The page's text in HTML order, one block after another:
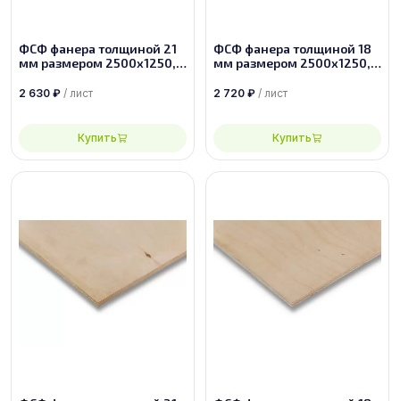
ФСФ фанера толщиной 21
мм размером 2500х1250,
2 630 ₽ / лист
Купить
ФСФ фанера толщиной 18
мм размером 2500х1250,
2 720 ₽ / лист
Купить